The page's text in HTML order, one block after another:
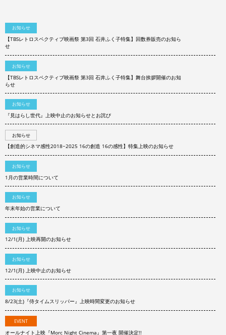
お知らせ
【TBSレトロスペクティブ映画祭 第3回 石井ふく子特集】回数券販売のお知ら
せ
お知らせ
【TBSレトロスペクティブ映画祭 第3回 石井ふく子特集】舞台挨拶開催のお知
らせ
お知らせ
『見はらし世代』上映中止のお知らせとお詫び
お知らせ
【創造的シネマ感性2018−2025 16の創造 16の感性】特集上映のお知らせ
お知らせ
1月の営業時間について
お知らせ
年末年始の営業について
お知らせ
12/1(月) 上映再開のお知らせ
お知らせ
12/1(月) 上映中止のお知らせ
お知らせ
8/23(土)『侍タイムスリッパー』上映時間変更のお知らせ
EVENT
オールナイト上映『Morc Night Cinema』第一夜 開催決定!!